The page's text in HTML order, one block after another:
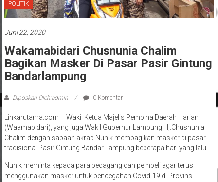
POLITIK
Juni 22, 2020
Wakamabidari Chusnunia Chalim
Bagikan Masker Di Pasar Pasir Gintung
Bandarlampung
Diposkan Oleh:admin 0 Komentar
Linkarutama.com – Wakil Ketua Majelis Pembina Daerah Harian
(Waamabidari), yang juga Wakil Gubernur Lampung Hj.Chusnunia
Chalim dengan sapaan akrab Nunik membagikan masker di pasar
tradisional Pasir Gintung Bandar Lampung beberapa hari yang lalu.
Nunik meminta kepada para pedagang dan pembeli agar terus
menggunakan masker untuk pencegahan Covid-19 di Provinsi